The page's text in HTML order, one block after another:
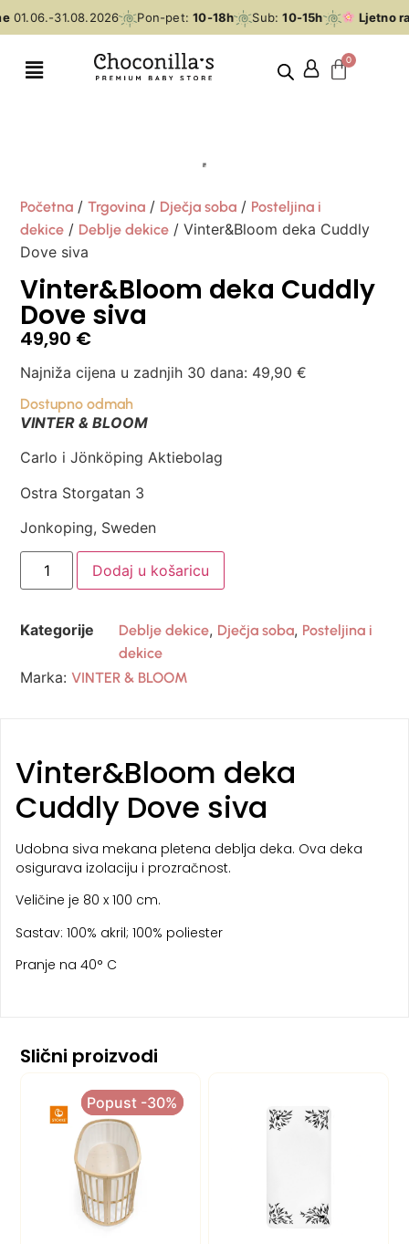
01.06.-31.08.2026 Pon-pet: 10-18h Sub: 10-15h Ljetno
Početna /Trgovina / Dječja soba / Posteljina i
dekice / Deblje dekice / Vinter&Bloom deka Cuddly
Dove siva
Vinter&Bloom deka Cuddly
Dove siva
49,90 €
Najniža cijena u zadnjih 30 dana: 49,90€
Dostupno odmah
VINTER & BLOOM
Carlo i Jönköping Aktiebolag
Ostra Storgatan 3
Jonkoping, Sweden
Dodaj u košaricu
Kategorije Deblje dekice, Dječja soba, Posteljina i
dekice
Marka:VINTER & BLOOM
Vinter&Bloom deka
Cuddly Dove siva
Udobna siva mekana pletena deblja deka. Ova deka
osigurava izolaciju i prozračnost.
Veličine je 80 x 100 cm.
Sastav: 100% akril; 100% poliester
Pranje na 40° C
Slični proizvodi
Popust -30%
Popust -30%